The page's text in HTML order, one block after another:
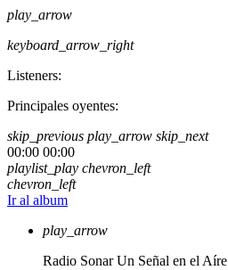
play_arrow
keyboard_arrow_right
Listeners:
Principales oyentes:
skip_previous play_arrow skip_next
00:00 00:00
playlist_play chevron_left
chevron_left
Ir al album
play_arrow
Radio Sonar Un Señal en el Aíre